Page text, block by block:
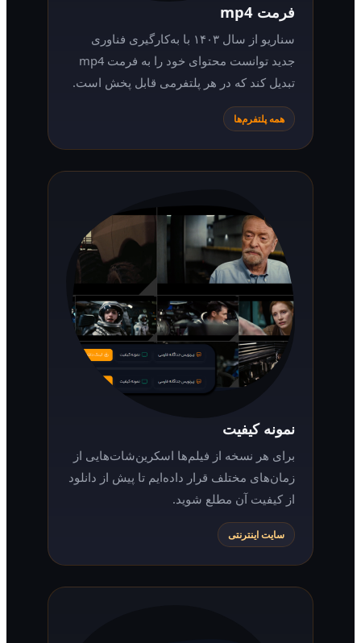
سناریو از سال ۱۴۰۳ با به‌کارگیری فناوری
جدید توانست محتوای خود را به فرمت mp4
تبدیل کند که در هر پلتفرمی قابل پخش است.
همه پلتفرم‌ها
نمونه کیفیت
برای هر نسخه از فیلم‌ها اسکرین‌شات‌هایی از
زمان‌های مختلف قرار داده‌ایم تا پیش از دانلود
از کیفیت آن مطلع شوید.
سایت اینترنتی